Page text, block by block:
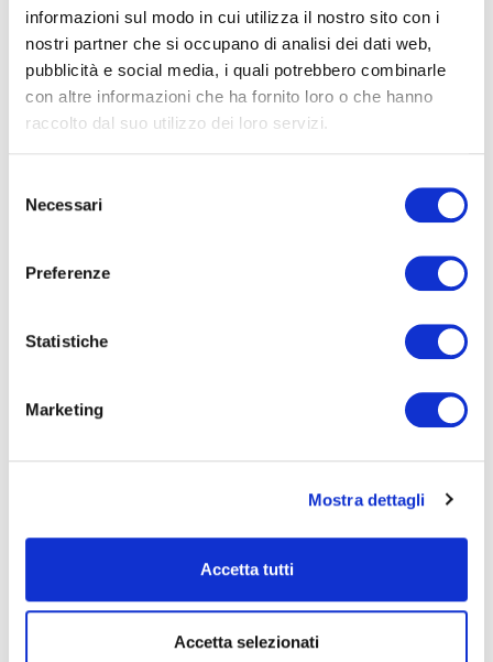
informazioni sul modo in cui utilizza il nostro sito con i
nostri partner che si occupano di analisi dei dati web,
pubblicità e social media, i quali potrebbero combinarle
con altre informazioni che ha fornito loro o che hanno
raccolto dal suo utilizzo dei loro servizi.
delNecessari
Preferenze
Statistiche
Marketing
Mostra dettagli
Accetta tutti
Accetta selezionati
György Györiványi Ráth
■INTERO € 18
■SCUOLE (studenti) € 4
Biglietteria del Teatro Pergolesi
Tel. 0731 206888; e-mail:biglietteria@fpsjesi.com